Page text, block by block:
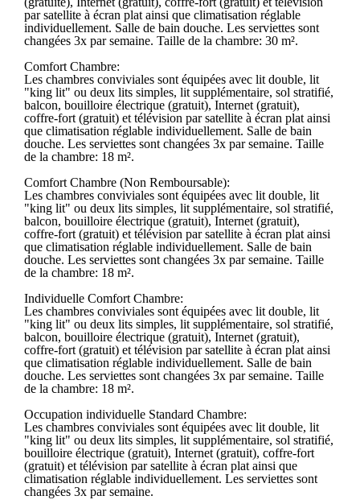
par satellite à écran plat ainsi que climatisation réglable
individuellement. Salle de bain douche. Les serviettes sont
changées 3x par semaine. Taille de la chambre: 30 m².
Comfort Chambre:
Les chambres conviviales sont équipées avec lit double, lit
"king lit" ou deux lits simples, lit supplémentaire, sol stratifié,
balcon, bouilloire électrique (gratuit), Internet (gratuit),
coffre-fort (gratuit) et télévision par satellite à écran plat ainsi
que climatisation réglable individuellement. Salle de bain
douche. Les serviettes sont changées 3x par semaine. Taille
de la chambre: 18 m².
Comfort Chambre (Non Remboursable):
Les chambres conviviales sont équipées avec lit double, lit
"king lit" ou deux lits simples, lit supplémentaire, sol stratifié,
balcon, bouilloire électrique (gratuit), Internet (gratuit),
coffre-fort (gratuit) et télévision par satellite à écran plat ainsi
que climatisation réglable individuellement. Salle de bain
douche. Les serviettes sont changées 3x par semaine. Taille
de la chambre: 18 m².
Individuelle Comfort Chambre:
Les chambres conviviales sont équipées avec lit double, lit
"king lit" ou deux lits simples, lit supplémentaire, sol stratifié,
balcon, bouilloire électrique (gratuit), Internet (gratuit),
coffre-fort (gratuit) et télévision par satellite à écran plat ainsi
que climatisation réglable individuellement. Salle de bain
douche. Les serviettes sont changées 3x par semaine. Taille
de la chambre: 18 m².
Occupation individuelle Standard Chambre:
Les chambres conviviales sont équipées avec lit double, lit
"king lit" ou deux lits simples, lit supplémentaire, sol stratifié,
bouilloire électrique (gratuit), Internet (gratuit), coffre-fort
(gratuit) et télévision par satellite à écran plat ainsi que
climatisation réglable individuellement. Les serviettes sont
changées 3x par semaine.